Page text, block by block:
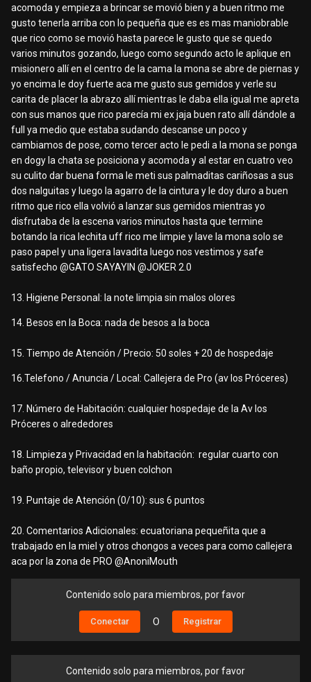
acomoda y empieza a brincar se movió bien y a buen ritmo me
gusto tenerla arriba con lo pequeña que es es mas maniobrable
que rico como se movió hasta parece le gusto que se quedo
varios minutos gozando, luego como segundo acto le aplique en
misionero allí en el centro de la cama la mona se abre de piernas y
yo encima le doy fuerte aca me gusto sus gemidos y verle su
carita de placer la abrazo allí mientras le daba ella igual me apreta
con sus manos que rico parecía mi ex jaja buen rato allí dándole a
full ya medio que estaba sudando descanse un poco y
cambiamos de pose, como tercer acto le pedi a la mona se ponga
en dogy la chata se posiciona y acomoda y al estar en cuatro veo
su culito dar buena forma le meti sus palmaditas cariñosas a sus
dos nalguitas y luego la agarro de la cintura y le doy duro a buen
ritmo que rico ella volvió a lanzar sus gemidos mientras yo
disfrutaba de la escena varios minutos hasta que termine
botando la rica lechita uff rico me limpie y lave la mona solo se
paso papel y una ligera lavadita luego nos vestimos y safe
satisfecho @GATO SAYAYIN @JOKER 2.0
13. Higiene Personal: la note limpia sin malos olores
14. Besos en la Boca: nada de besos a la boca
15. Tiempo de Atención / Precio: 50 soles + 20 de hospedaje
16.Telefono / Anuncia / Local: Callejera de Pro (av los Próceres)
17. Número de Habitación: cualquier hospedaje de la Av los
Próceres o alrededores
18. Limpieza y Privacidad en la habitación: regular cuarto con
baño propio, televisor y buen colchon
19. Puntaje de Atención (0/10): sus 6 puntos
20. Comentarios Adicionales: ecuatoriana pequeñita que a
trabajado en la miel y otros chongos a veces para como callejera
aca por la zona de PRO @AnoniMouth
Contenido solo para miembros, por favor
Conectar O Registrar
Contenido solo para miembros, por favor